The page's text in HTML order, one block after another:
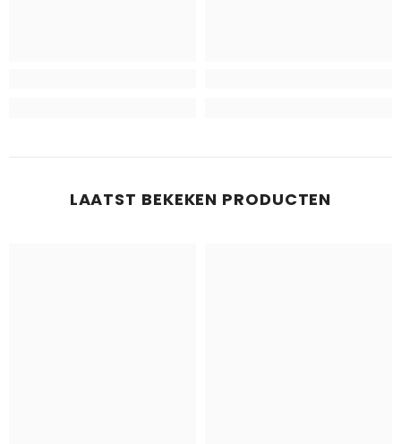
LAATST BEKEKEN PRODUCTEN